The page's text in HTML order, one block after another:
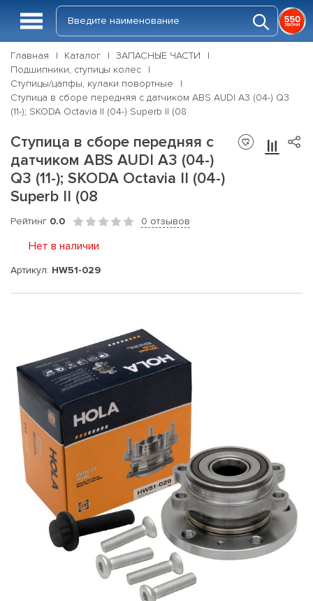
Главная Каталог
ЗАПАСНЫЕ ЧАСТИ
Подшипники, ступицы колес
Ступицы/цапфы, кулаки повортные
Ступица в сборе передняя с датчиком ABS AUDI A3 (04-) Q3
(11-); SKODA Octavia II (04-) Superb II (08
Ступица в сборе передняя с
датчиком ABS AUDI A3 (04-)
Q3 (11-); SKODA Octavia II (04-)
Superb II (08
Рейтинг 0.0 0 отзывов
Нет в наличии
Артикул: HW51-029